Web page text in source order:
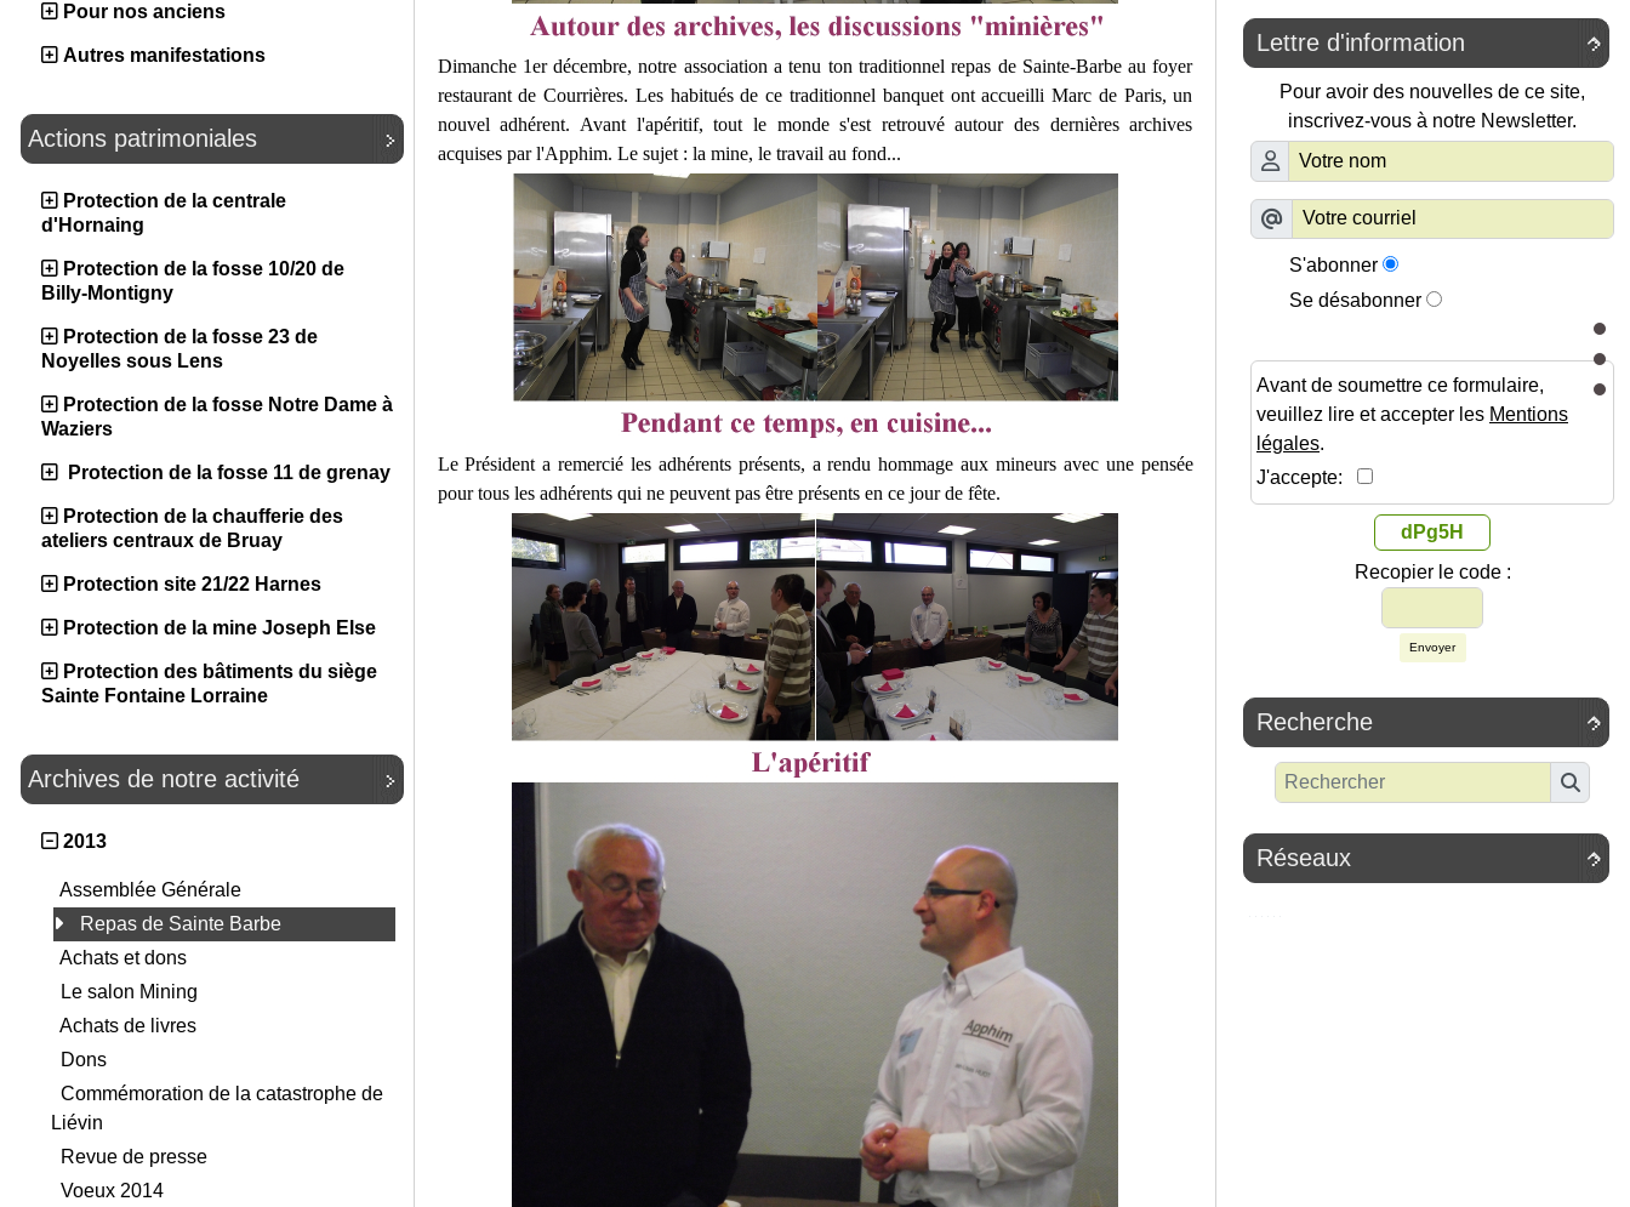
Pour nos anciens
Autres manifestations
Actions patrimoniales
Protection de la centrale
d'Hornaing
Protection de la fosse 10/20 de
Billy-Montigny
Protection de la fosse 23 de
Noyelles sous Lens
Protection de la fosse Notre Dame à
Waziers
Protection de la fosse 11 de grenay
Protection de la chaufferie des
ateliers centraux de Bruay
Protection site 21/22 Harnes
Protection de la mine Joseph Else
Protection des bâtiments du siège
Sainte Fontaine Lorraine
Archives de notre activité
2013
Assemblée Générale
Repas de Sainte Barbe
Achats et dons
Le salon Mining
Achats de livres
Dons
Commémoration de la catastrophe de
Liévin
Revue de presse
Voeux 2014
Dimanche 1er décembre, notre association a tenu ton traditionnel repas de Sainte-Barbe au foyer
restaurant de Courrières. Les habitués de ce traditionnel banquet ont accueilli Marc de Paris, un
nouvel adhérent. Avant l'apéritif, tout le monde s'est retrouvé autour des dernières archives
acquises par l'Apphim. Le sujet : la mine, le travail au fond...
Le Président a remercié les adhérents présents, a rendu hommage aux mineurs avec une pensée
pour tous les adhérents qui ne peuvent pas être présents en ce jour de fête.

Lettre d'information
Pour avoir des nouvelles de ce site,
inscrivez-vous à notre Newsletter.
S'abonner
Se désabonner
Avant de soumettre ce formulaire,
veuillez lire et accepter les Mentions
légales.
J'accepte:
dPg5H
Recopier le code :
Envoyer

Recherche

Réseaux